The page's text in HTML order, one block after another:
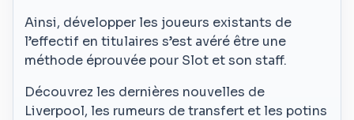
Ainsi, développer les joueurs existants de
l’effectif en titulaires s’est avéré être une
méthode éprouvée pour Slot et son staff.
Découvrez les dernières nouvelles de
Liverpool, les rumeurs de transfert et les potins